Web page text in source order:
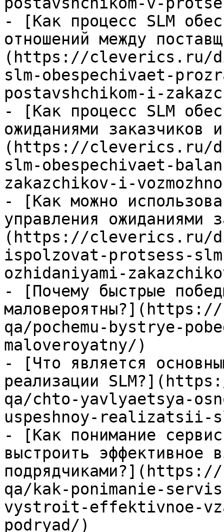
- [Как процесс SLM
отношений между
(https://cleverics.ru/
slm-obespechivaet-
postavshchikom-i-
- [Как процесс SLM
ожиданиями заказчиков
(https://cleverics.ru/
slm-obespechivaet-
zakazchikov-i-
- [Как можно
управления ожиданиями
(https://cleverics.ru/
ispolzovat-protsess-
ozhidaniyami-
- [Почему быстрые
qa/pochemu-bystrye-
maloveroyatny/)
- [Что является
реализации
qa/chto-yavlyaetsya-
uspeshnoy-realizatsii-
- [Как понимание
выстроить эффективное
qa/kak-ponimanie-
vystroit-effektivnoe-
podryad/)